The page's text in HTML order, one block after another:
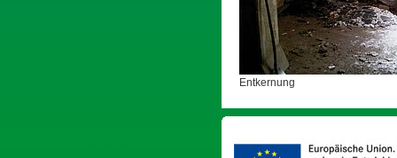
Entkernung